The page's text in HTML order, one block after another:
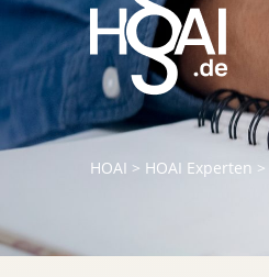
HOAI > HOAI Experten >